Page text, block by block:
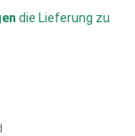
die Lieferung zu